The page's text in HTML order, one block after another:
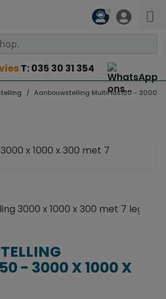
T: 035 30 31 354
Aanbouwstelling MultiPlus150 - 3000
- 3000 X 1000 X